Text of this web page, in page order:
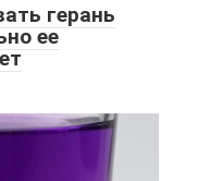
герань
ее